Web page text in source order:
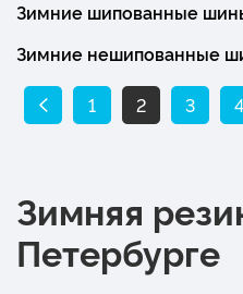
Зимние шипованные
Зимние нешипованные
1 2 3 4
Зимняя
Петербурге